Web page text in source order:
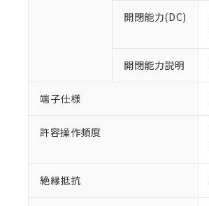
開閉能力(DC)
開閉能力説明
端子仕様
許容操作頻度
絶縁抵抗